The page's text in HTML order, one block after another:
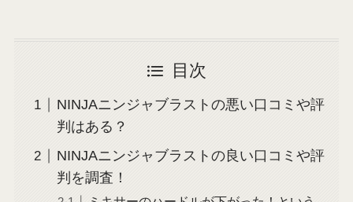
目次
NINJAニンジャブラストの悪い口コミや評
判はある？
NINJAニンジャブラストの良い口コミや評
判を調査！